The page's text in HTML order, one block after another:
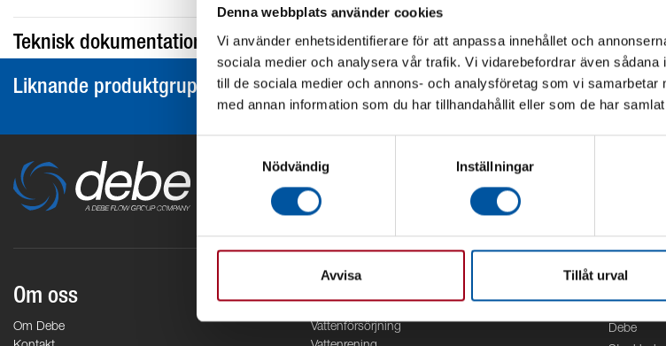
Denna webbplats använder cookies
Vi använder enhetsidentifierare för att anpassa innehållet och
sociala medier och analysera vår trafik. Vi vidarebefordrar även
till de sociala medier och annons- och analysföretag som vi
med annan information som du har tillhandahållit eller som de har
Nödvändig
Inställningar
Avvisa Tillåt urval
Teknisk dokumentation
Liknande produktgrupper
Om oss
Om Debe
Områden
Vattenförsörjning
Kontor
Debe